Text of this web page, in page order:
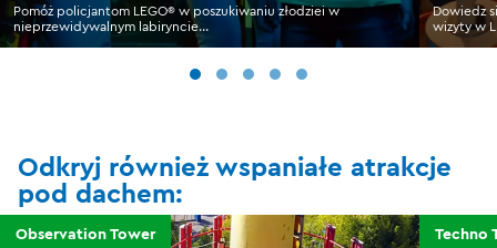
Pomóż policjantom LEGO® w poszukiwaniu złodziei w
nieprzewidywalnym labiryncie...
Dowiedz
wizyty w
Odkryj również wspaniałe atrakcje
pod dachem:
Observation Tower Techno